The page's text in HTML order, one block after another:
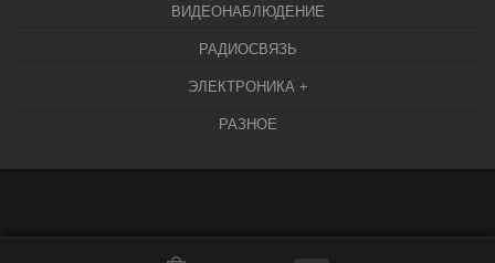
ВИДЕОНАБЛЮДЕНИЕ
РАДИОСВЯЗЬ
ЭЛЕКТРОНИКА +
РАЗНОЕ